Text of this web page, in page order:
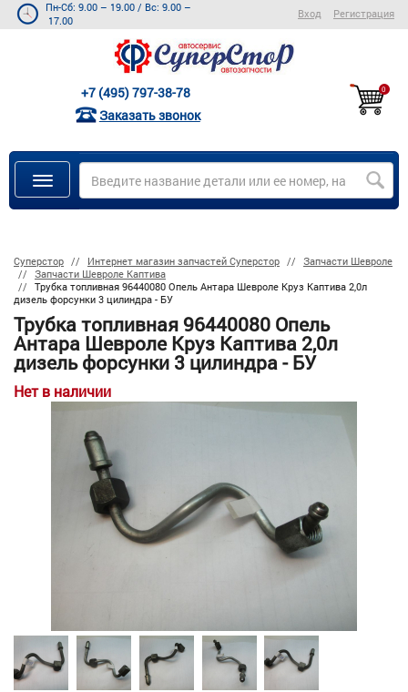
Пн-Сб: 9.00 – 19.00 / Вс: 9.00 –
17.00
Вход Регистрация
+7 (495) 797-38-78
Заказать звонок
0
Суперстор Интернет магазин запчастей Суперстор
Запчасти Шевроле
Запчасти Шевроле Каптива
Трубка топливная 96440080 Опель Антара Шевроле Круз Каптива 2,0л
дизель форсунки 3 цилиндра - БУ
Трубка топливная 96440080 Опель
Антара Шевроле Круз Каптива 2,0л
дизель форсунки 3 цилиндра - БУ
Нет в наличии